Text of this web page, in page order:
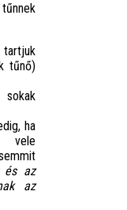
tűnő)
ha
vele
és az
az